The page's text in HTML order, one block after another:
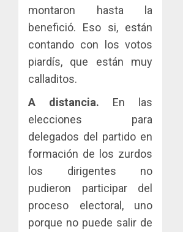
montaron hasta la
benefició. Eso si, están
contando con los votos
piardís, que están muy
calladitos.
A distancia. En las
elecciones para
delegados del partido en
formación de los zurdos
los dirigentes no
pudieron participar del
proceso electoral, uno
porque no puede salir de